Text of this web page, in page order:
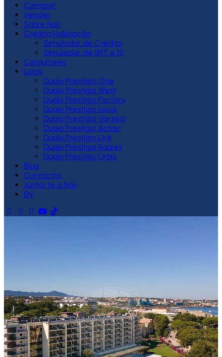
Comprar
Vender
Sobre Nós
Crédito Habitação
Simulador de Crédito
Simulador de IMT e IS
Consultores
Lojas
Duplo Prestígio One
Duplo Prestígio West
Duplo Prestígio Factory
Duplo Prestígio Local
Duplo Prestígio Várzea
Duplo Prestígio Action
Duplo Prestígio Link
Duplo Prestígio Raízes
Duplo Prestígio Urbis
Blog
Contactos
Junta-te a Nós
EN